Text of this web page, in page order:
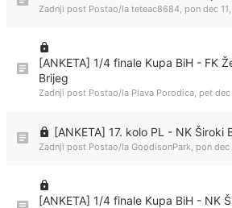
Zadnji post Postao/la teteac8684, pon dec
[ANKETA] 1/4 finale Kupa BiH - FK
Brijeg
Zadnji post Postao/la Plava Porodica, pet
[ANKETA] 17. kolo PL - NK Široki
Zadnji post Postao/la GoodisonPark, pon
[ANKETA] 1/4 finale Kupa BiH - NK